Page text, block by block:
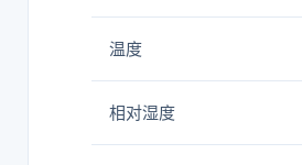
温度
相对湿度